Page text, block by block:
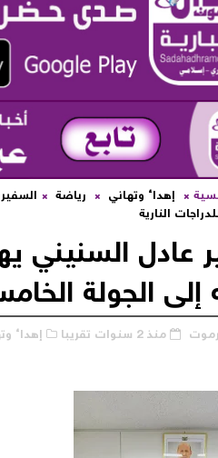
إهداء وتهاني رياضة
النارية
عادل السنيني
إلى الجولة
منذ 2 سنوات تقريبا إهداء